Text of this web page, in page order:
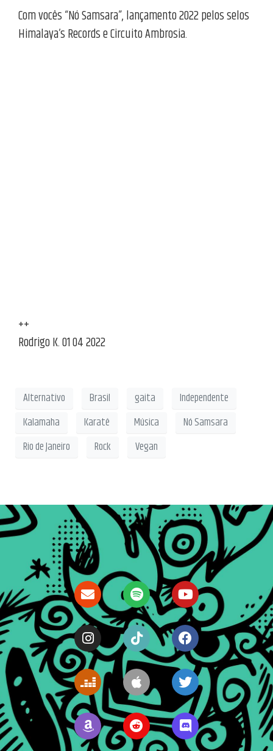
Com vocês “Nó Samsara”, lançamento 2022 pelos selos
Himalaya’s Records e Circuito Ambrosia.
++
Rodrigo K. 01 04 2022
Alternativo Brasil gaita
Independente
Kalamaha
Karatê Música
Nó Samsara
Rio de Janeiro
Rock Vegan